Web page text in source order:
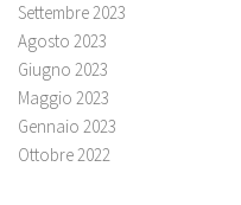
Settembre 2023
Agosto 2023
Giugno 2023
Maggio 2023
Gennaio 2023
Ottobre 2022